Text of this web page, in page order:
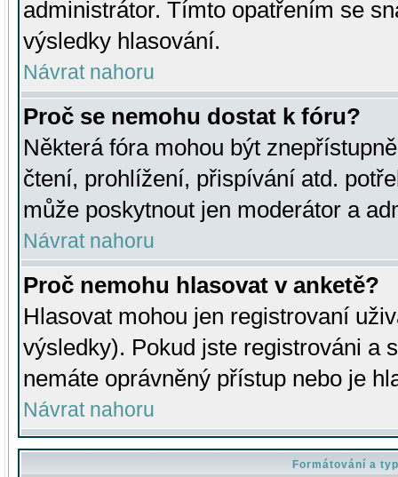
administrátor. Tímto opatřením se
výsledky hlasování.
Návrat nahoru
Proč se nemohu dostat k fóru?
Některá fóra mohou být
čtení, prohlížení, přispívání atd.
může poskytnout jen moderátor a
Návrat nahoru
Proč nemohu hlasovat v anketě?
Hlasovat mohou jen registrovaní
výsledky). Pokud jste registrováni a
nemáte oprávněný přístup nebo je
Návrat nahoru
Formátování a